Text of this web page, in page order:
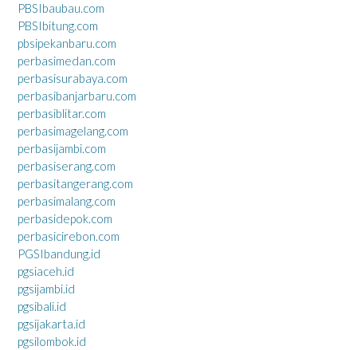
PBSIbaubau.com
PBSIbitung.com
pbsipekanbaru.com
perbasimedan.com
perbasisurabaya.com
perbasibanjarbaru.com
perbasiblitar.com
perbasimagelang.com
perbasijambi.com
perbasiserang.com
perbasitangerang.com
perbasimalang.com
perbasidepok.com
perbasicirebon.com
PGSIbandung.id
pgsiaceh.id
pgsijambi.id
pgsibali.id
pgsijakarta.id
pgsilombok.id